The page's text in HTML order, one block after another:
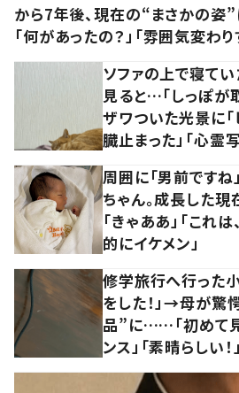
から7年後、現在の“まさかの姿”
「何があったの？」「雰囲気変わり
ソファの上で寝てい
見ると…「しっぽが
ザワついた光景に「
臓止まった」「心霊
周囲に「男前ですね
ちゃん。成長した
「きゃああ」「これ
的にイケメン」
修学旅行へ行った
をした！」→母が驚
品”に……「初めて見
ンス」「素晴らしい！」